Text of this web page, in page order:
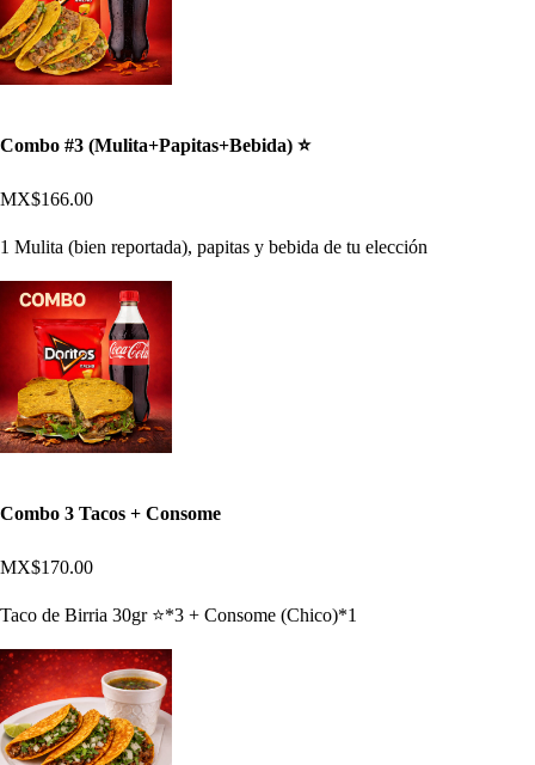
Combo #3 (Mulita+Papitas+Bebida) ⭐​
MX$166.00
1 Mulita (bien reportada), papitas y bebida de tu elección
Combo 3 Tacos + Consome
MX$170.00
Taco de Birria 30gr ⭐​*3 + Consome (Chico)*1